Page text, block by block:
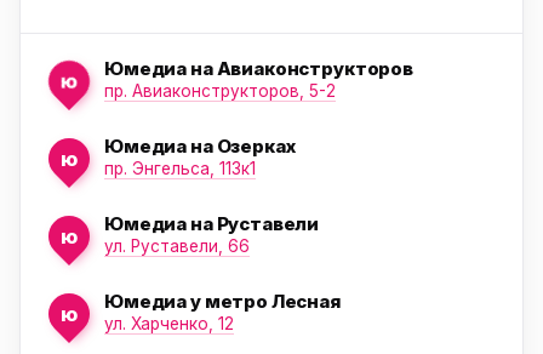
ю
Юмедиа на Авиаконструкторов
пр. Авиаконструкторов, 5-2
ю
Юмедиа на Озерках
пр. Энгельса, 113к1
ю
Юмедиа на Руставели
ул. Руставели, 66
ю
Юмедиа у метро Лесная
ул. Харченко, 12